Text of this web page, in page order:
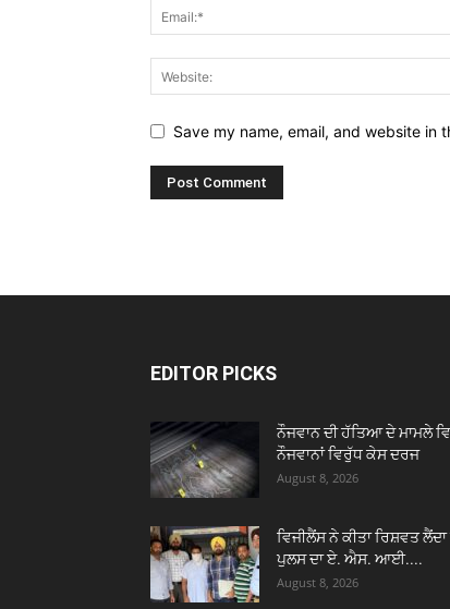
Save my name, email, and website in
EDITOR PICKS
ਨੌਜਵਾਨ ਦੀ ਹੱਤਿਆ ਦੇ ਮਾਮਲੇ
ਨੌਜਵਾਨਾਂ ਵਿਰੁੱਧ ਕੇਸ ਦਰਜ
August 8, 2026
ਵਿਜੀਲੈਂਸ ਨੇ ਕੀਤਾ ਰਿਸ਼ਵਤ
ਪੁਲਸ ਦਾ ਏ. ਐਸ. ਆਈ....
August 8, 2026